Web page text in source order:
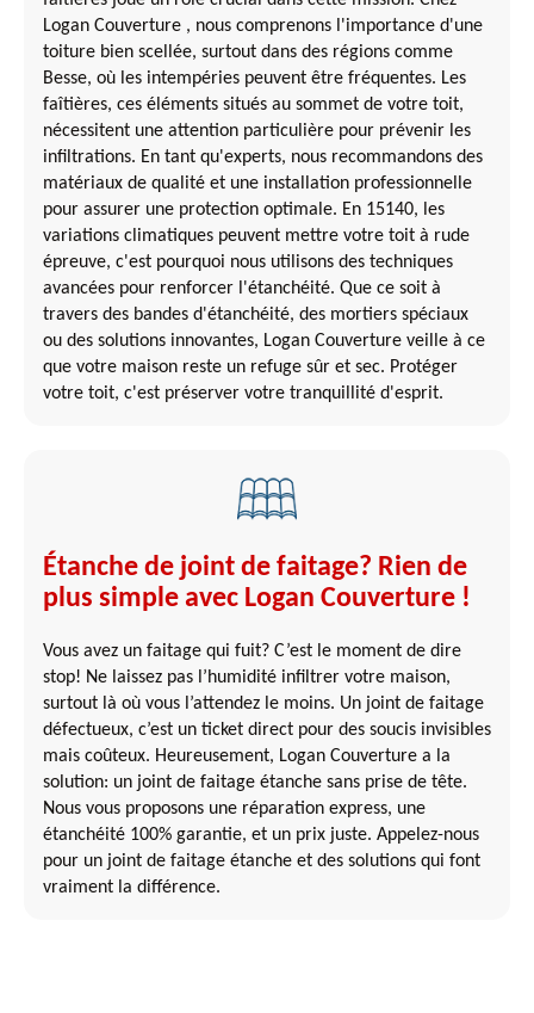
Logan Couverture , nous comprenons l'importance d'une
toiture bien scellée, surtout dans des régions comme
Besse, où les intempéries peuvent être fréquentes. Les
faîtières, ces éléments situés au sommet de votre toit,
nécessitent une attention particulière pour prévenir les
infiltrations. En tant qu'experts, nous recommandons des
matériaux de qualité et une installation professionnelle
pour assurer une protection optimale. En 15140, les
variations climatiques peuvent mettre votre toit à rude
épreuve, c'est pourquoi nous utilisons des techniques
avancées pour renforcer l'étanchéité. Que ce soit à
travers des bandes d'étanchéité, des mortiers spéciaux
ou des solutions innovantes, Logan Couverture veille à ce
que votre maison reste un refuge sûr et sec. Protéger
votre toit, c'est préserver votre tranquillité d'esprit.
Étanche de joint de faitage? Rien de
plus simple avec Logan Couverture !
Vous avez un faitage qui fuit? C’est le moment de dire
stop! Ne laissez pas l’humidité infiltrer votre maison,
surtout là où vous l’attendez le moins. Un joint de faitage
défectueux, c’est un ticket direct pour des soucis invisibles
mais coûteux. Heureusement, Logan Couverture a la
solution: un joint de faitage étanche sans prise de tête.
Nous vous proposons une réparation express, une
étanchéité 100% garantie, et un prix juste. Appelez-nous
pour un joint de faitage étanche et des solutions qui font
vraiment la différence.